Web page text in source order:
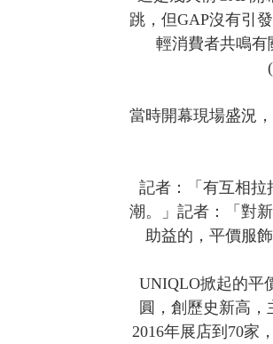
跳，但GAP沒有引
輕消費者共鳴有
當時開幕現場盛況
記者：「有互相拉
潮。」記者：「對
助益的，平價服
UNIQLO掀起的平
圓，創歷史新高
2016年展店到70家